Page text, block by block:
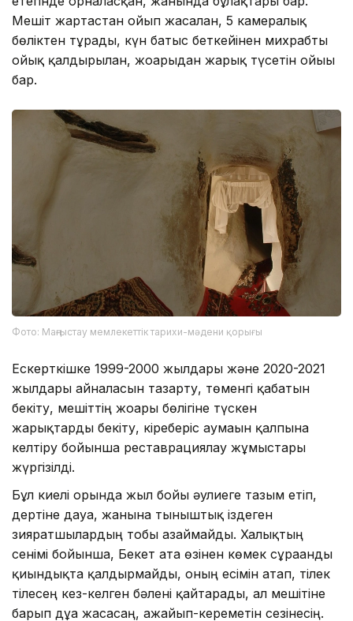
Мешіт жартастан ойып жасалған, 5 камералық
бөліктен тұрады, күн батыс беткейінен михрабты
ойық қалдырылған, жоғарыдан жарық түсетін ойығы
бар.
Фото: Маңғыстау мемлекеттік тарихи-мәдени қорығы
Ескерткішке 1999-2000 жылдары және 2020-2021
жылдары айналасын тазарту, төменгі қабатын
бекіту, мешіттің жоғарғы бөлігіне түскен
жарықтарды бекіту, кіреберіс аумағын қалпына
келтіру бойынша реставрациялау жұмыстары
жүргізілді.
Бұл киелі орында жыл бойы әулиеге тағзым етіп,
дертіне дауа, жанына тыныштық іздеген
зияратшылардың тобы азаймайды. Халықтың
сенімі бойынша, Бекет ата өзінен көмек сұрағанды
қиындықта қалдырмайды, оның есімін атап, тілек
тілесең кез-келген бәлені қайтарады, ал мешітіне
барып дұға жасасаң, ғажайып-кереметін сезінесің.